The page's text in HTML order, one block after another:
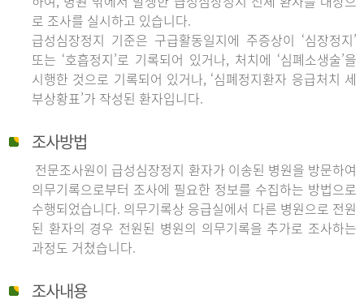
로 조사를 실시하고 있습니다.
급성심장정지 기준은 구급활동일지에 주증상이 ‘심장정지’
또는 ‘호흡정지’로 기록되어 있거나, 처치에 ‘심폐소생술’을
시행한 것으로 기록되어 있거나, ‘심폐정지환자 응급처치 세
부상황표’가 작성된 환자입니다.
조사방법
전문조사원이 급성심장정지 환자가 이송된 병원을 방문하여
의무기록으로부터 조사에 필요한 정보를 수집하는 방법으로
수행되었습니다. 의무기록상 응급실에서 다른 병원으로 전원
된 환자의 경우 전원된 병원의 의무기록을 추가로 조사하는
과정도 거쳤습니다.
조사내용